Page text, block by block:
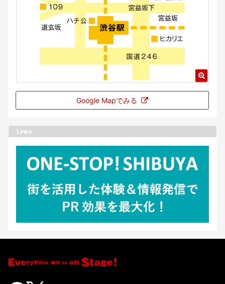
Google Mapでみる
Links